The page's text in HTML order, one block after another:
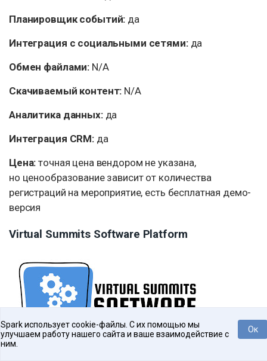
Планировщик событий: да
Интеграция с социальными сетями:да
Обмен файлами: N/A
Скачиваемый контент: N/A
Аналитика данных:да
Интеграция CRM:да
Цена: точная цена вендором не указана,
но ценообразование зависит от количества
регистраций на мероприятие, есть бесплатная демо-
версия
Virtual Summits Software Platform
Ок
Spark использует cookie-файлы. С их помощью мы
улучшаем работу нашего сайта и ваше взаимодействие с
ним.